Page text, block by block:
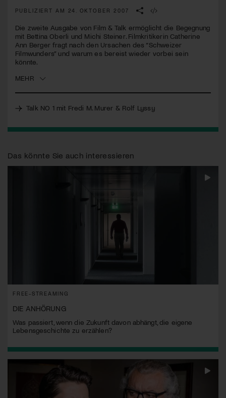
46
58
seconds
PUBLIZIERT AM 24. OKTOBER 2007
Die zweite Ausgabe von Film & Talk ermöglicht die Begegnung
mit Bettina Oberli und Michi Steiner. Filmkritikerin Catherine
Ann Berger fragt nach den Ursachen des “Schweizer
Filmwunders” und warum es bereist wieder vorbei sein
könnte.
MEHR
Talk NO 1 mit Fredi M. Murer & Rolf Lyssy
Das könnte Sie auch interessieren
FREE-STREAMING
DIE ANHÖRUNG
Was passiert, wenn die Zukunft davon abhängt, die eigene
Lebensgeschichte zu erzählen?
Engagiere dich als Kulturliebhaber:in, Kulturschaffende(r) oder
Mit deiner Mitgliedschaft erhältst du kostenlosen Zugang zu
diversen Kulturevents.